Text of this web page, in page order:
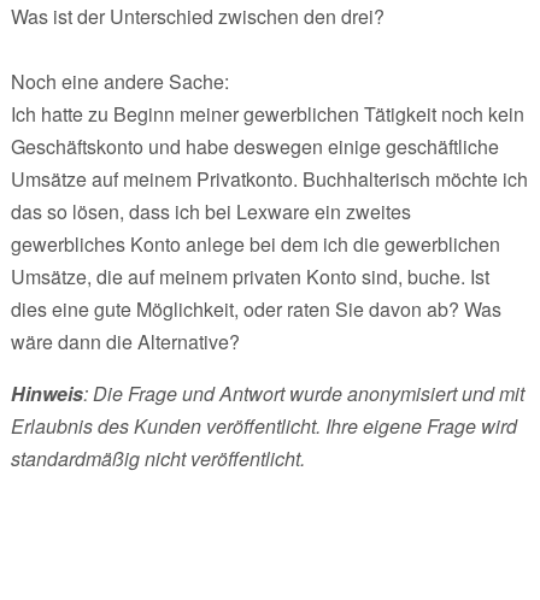
Was ist der Unterschied zwischen den drei?
Noch eine andere Sache:
Ich hatte zu Beginn meiner gewerblichen Tätigkeit noch kein
Geschäftskonto und habe deswegen einige geschäftliche
Umsätze auf meinem Privatkonto. Buchhalterisch möchte ich
das so lösen, dass ich bei Lexware ein zweites
gewerbliches Konto anlege bei dem ich die gewerblichen
Umsätze, die auf meinem privaten Konto sind, buche. Ist
dies eine gute Möglichkeit, oder raten Sie davon ab? Was
wäre dann die Alternative?
Hinweis: Die Frage und Antwort wurde anonymisiert und mit
Erlaubnis des Kunden veröffentlicht. Ihre eigene Frage wird
standardmäßig nicht veröffentlicht.